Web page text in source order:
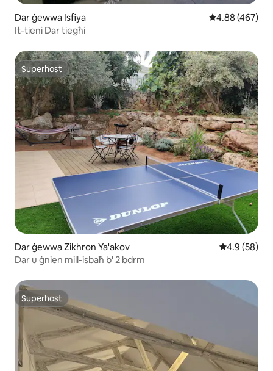
Dar ġewwa Isfiya Rating medju
4.88 (467)
It-tieni Dar tiegħi
Superhost
Superhost
Dar ġewwa Zikhron Ya'akov Rating
4.9 (58)
Dar u ġnien mill-isbaħ b' 2 bdrm
Superhost
Superhost